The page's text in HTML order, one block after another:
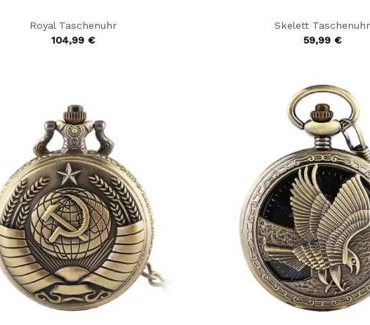
Royal Taschenuhr
104,99 €
Skelett Taschenuhr
59,99 €